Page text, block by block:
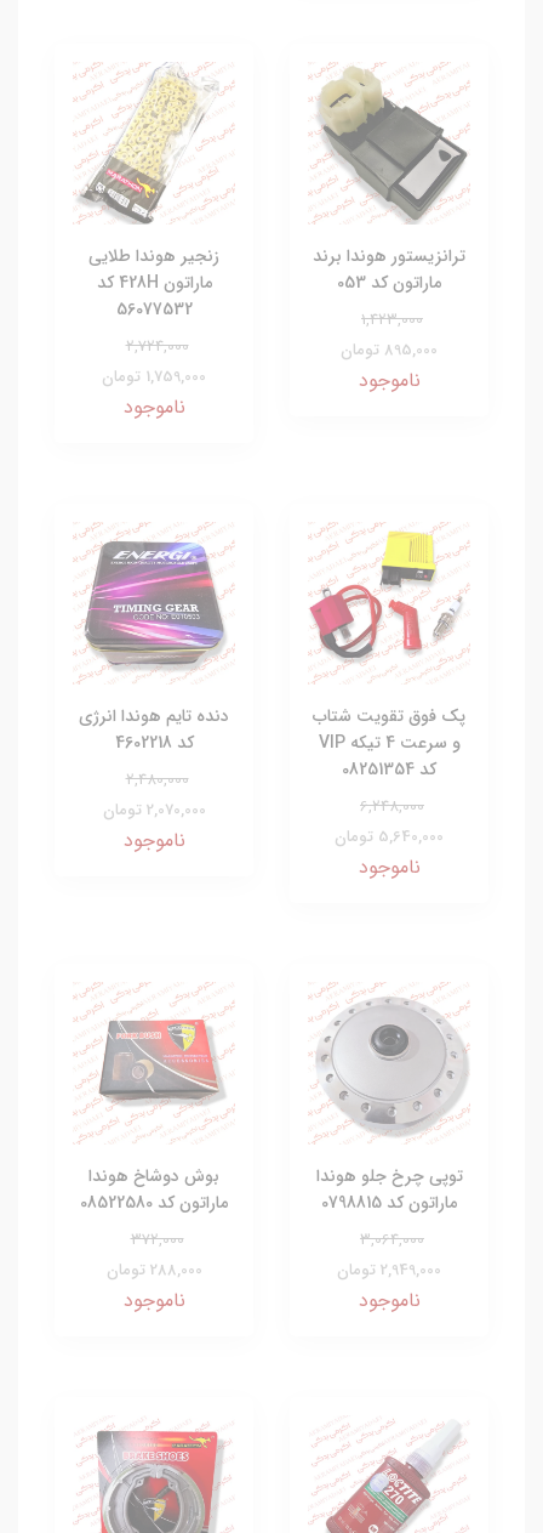
ترانزیستور هوندا برند
ماراتون کد 053
1,423,000
895,000 تومان
ناموجود
زنجیر هوندا طلایی
ماراتون 428H کد
56077532
2,724,000
1,759,000 تومان
ناموجود
پک فوق تقویت شتاب
و سرعت 4 تیکه VIP
کد 08251354
6,248,000
5,640,000 تومان
ناموجود
دنده تایم هوندا انرژی
کد 4602218
2,480,000
2,070,000 تومان
ناموجود
توپی چرخ جلو هوندا
ماراتون کد 0798815
3,064,000
2,949,000 تومان
ناموجود
بوش دوشاخ هوندا
ماراتون کد 08522580
372,000
288,000 تومان
ناموجود